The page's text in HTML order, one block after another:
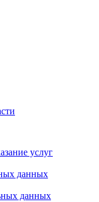
услуг
данных
данных